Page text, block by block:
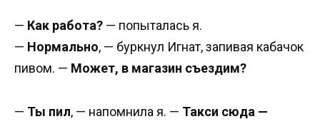
— Как работа? — попыталась я.
— Нормально, — буркнул Игнат, запивая кабачок
пивом. — Может, в магазин съездим?
— Ты пил, — напомнила я. — Такси сюда —